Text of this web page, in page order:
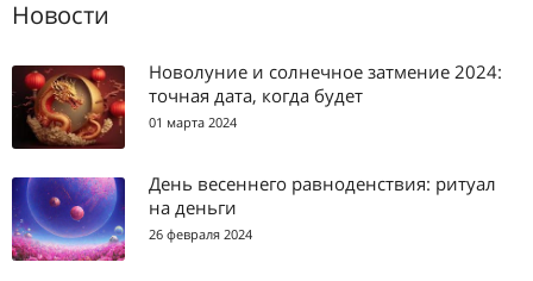
Новости
Новолуние и солнечное затмение 2024:
точная дата, когда будет
01 марта 2024
День весеннего равноденствия: ритуал
на деньги
26 февраля 2024